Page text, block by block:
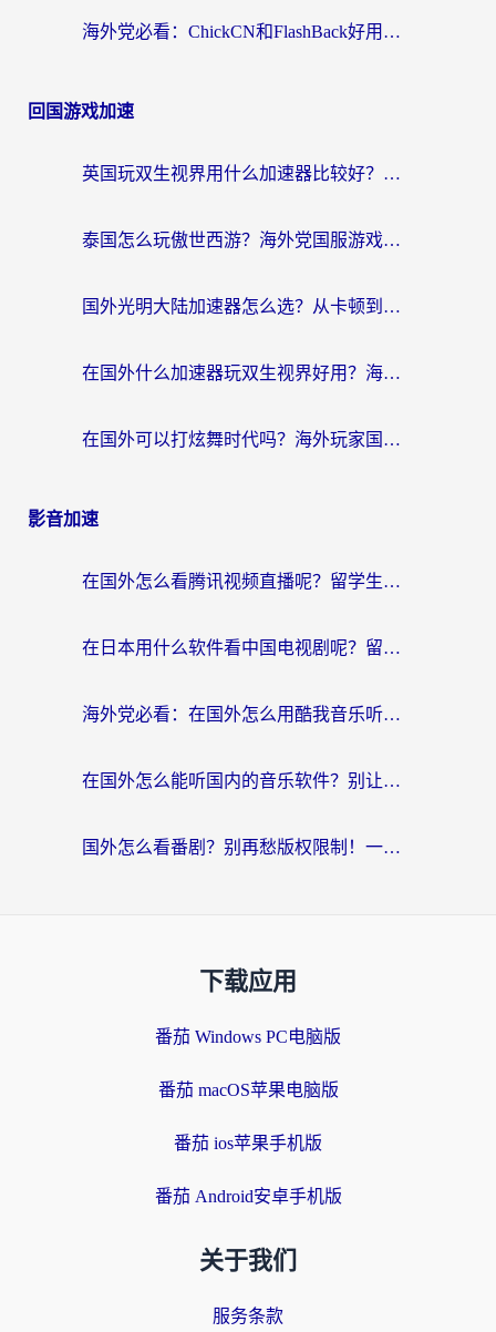
海外党必看：ChickCN和FlashBack好用吗？3招教你选对回国加速器（附云极、HomeCN、斧牛vs艾果对比）
回国游戏加速
英国玩双生视界用什么加速器比较好？海外党亲测有效的国服游戏加速方案
泰国怎么玩傲世西游？海外党国服游戏加速终极攻略（附光明大陆量子特攻实测）
国外光明大陆加速器怎么选？从卡顿到丝滑的终极指南（含德国玩走开外星人墨西哥玩俄罗斯方块技巧）
在国外什么加速器玩双生视界好用？海外党亲测不踩坑的终极指南
在国外可以打炫舞时代吗？海外玩家国服游戏加速全攻略（附实测推荐）
影音加速
在国外怎么看腾讯视频直播呢？留学生亲测有效的回国加速指南
在日本用什么软件看中国电视剧呢？留学生亲测有效的回国加速方案
海外党必看：在国外怎么用酷我音乐听音乐？告别“地区不支持”的实用指南
在国外怎么能听国内的音乐软件？别让版权限制断了你的“中文歌单”
国外怎么看番剧？别再愁版权限制！一个工具解决所有回国追剧难题
下载应用
番茄 Windows PC电脑版
番茄 macOS苹果电脑版
番茄 ios苹果手机版
番茄 Android安卓手机版
关于我们
服务条款